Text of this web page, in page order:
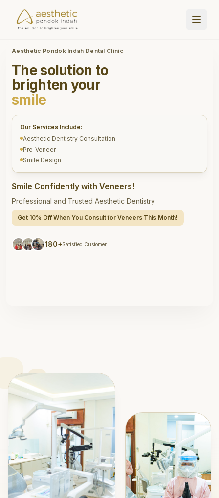
Aesthetic Pondok Indah Dental Clinic
The solution to
brighten your
smile
Our Services Include:
Aesthetic Dentistry Consultation
Pre-Veneer
Smile Design
Smile Confidently with Veneers!
Professional and Trusted Aesthetic Dentistry
Get 10% Off When You Consult for Veneers This Month!
180+Satisfied Customer